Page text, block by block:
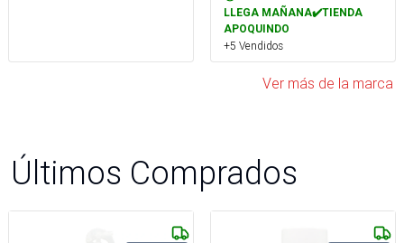
LLEGA MAÑANA✔️TIENDA
APOQUINDO
+5 Vendidos
Ver más de la marca
Últimos Comprados